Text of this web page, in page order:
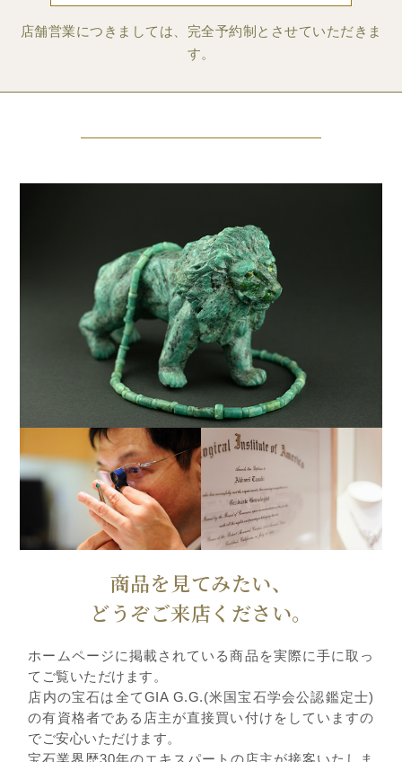
店舗営業につきましては、完全予約制とさせていただきま
す。
商品を見てみたい、
どうぞご来店ください。
ホームページに掲載されている商品を実際に手に取っ
てご覧いただけます。
店内の宝石は全てGIA G.G.(米国宝石学会公認鑑定士)
の有資格者である店主が直接買い付けをしていますの
でご安心いただけます。
宝石業界歴30年のエキスパートの店主が接客いたしま